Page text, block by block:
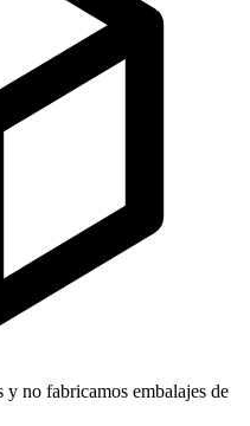
y no fabricamos embalajes de